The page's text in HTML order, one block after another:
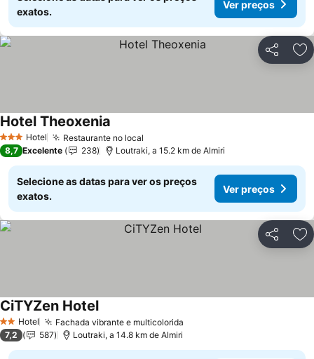
exatos.
Ver preços
Partilhar
3 EstrelasHotel Restaurante no local
Hotel Theoxenia
8,7 Excelente 238 Loutraki, a 15.2 km de Almiri
Selecione as datas para ver os preços
exatos.
Ver preços
Partilhar
2 Estrelas
Hotel Fachada vibrante e multicolorida
CiTYZen Hotel
7,2 587 Loutraki, a 14.8 km de Almiri